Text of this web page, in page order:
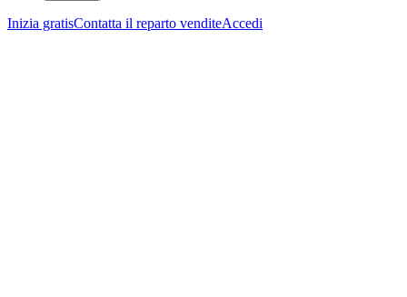
Inizia gratisContatta il reparto venditeAccedi